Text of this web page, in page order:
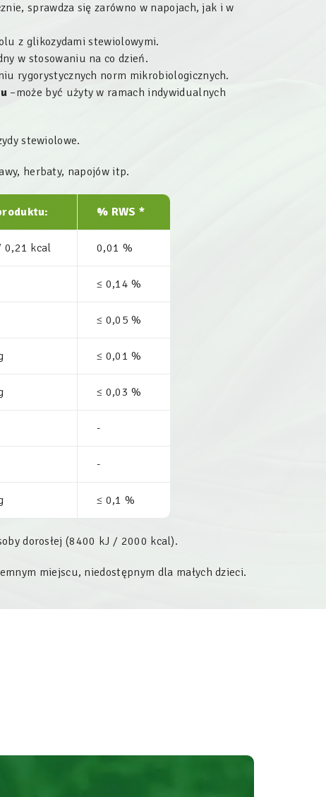
sprawdza się zarówno w napojach, jak i w
z glikozydami stewiolowymi.
w stosowaniu na co dzień.
rygorystycznych norm mikrobiologicznych.
–może być użyty w ramach indywidualnych
stewiolowe.
herbaty, napojów itp.
% RWS *
0,21 kcal 0,01 %
≤ 0,14 %
≤ 0,05 %
≤ 0,01 %
≤ 0,03 %
-
-
≤ 0,1 %
dorosłej (8400 kJ / 2000 kcal).
miejscu, niedostępnym dla małych dzieci.